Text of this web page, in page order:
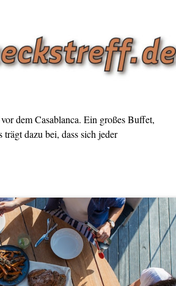
dem Casablanca. Ein großes Buffet,
dazu bei, dass sich jeder